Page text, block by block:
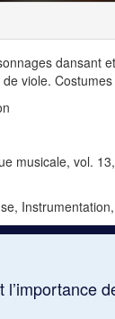
dansant
viole.
musicale, vol.
l’importance